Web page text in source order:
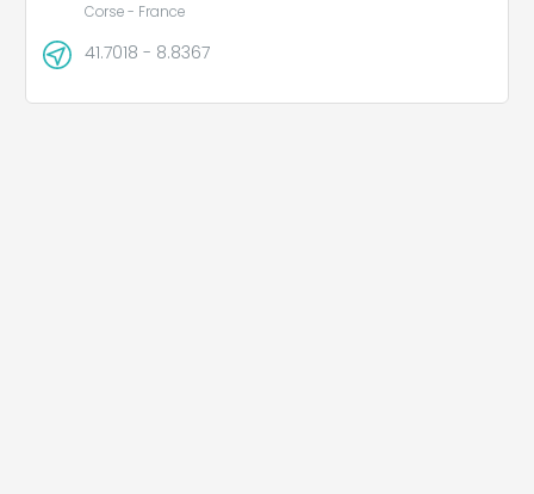
Corse - France
41.7018 - 8.8367